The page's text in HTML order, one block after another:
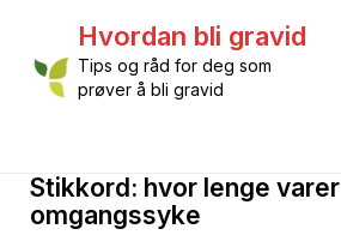
content
Hvordan bli gravid
Tips og råd for deg som
prøver å bli gravid
Stikkord: hvor lenge varer
omgangssyke